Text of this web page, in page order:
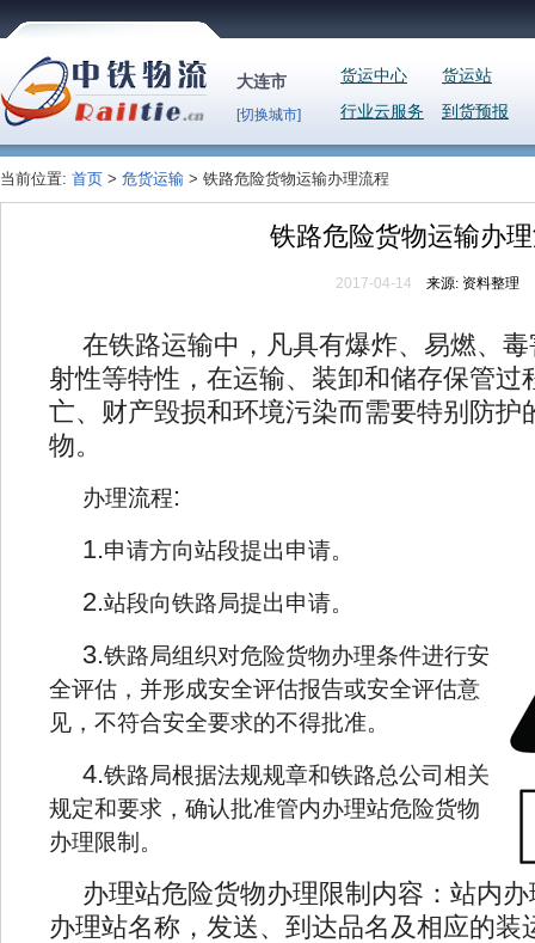
大连市
[切换城市]
货运站
货运中心
到货预报
行业云服务
当前位置: 首页 > 危货运输 > 铁路危险货物运输办理流程
铁路危险货物运输办
2017-04-14 来源: 资料整理
在铁路运输中，凡具有爆炸、易燃、
射性等特性，在运输、装卸和储存保管过
亡、财产毁损和环境污染而需要特别防护
物。
办理流程:
1.申请方向站段提出申请。
2.站段向铁路局提出申请。
3.铁路局组织对危险货物办理条件进行安
全评估，并形成安全评估报告或安全评估意
见，不符合安全要求的不得批准。
4.铁路局根据法规规章和铁路总公司相关
规定和要求，确认批准管内办理站危险货物
办理限制。
办理站危险货物办理限制内容：站内
办理站名称，发送、到达品名及相应的装